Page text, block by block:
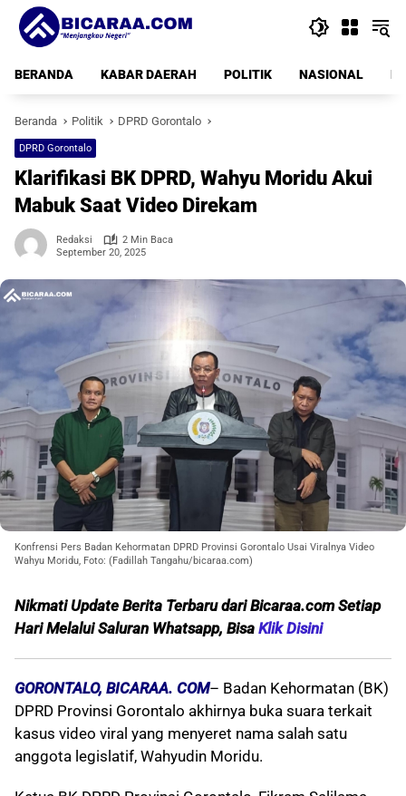
Langsung
konten
BERANDA
KABAR DAERAH POLITIK NASIONAL
Beranda Politik DPRD Gorontalo
DPRD Gorontalo
Klarifikasi BK DPRD, Wahyu Moridu Akui
Mabuk Saat Video Direkam
Redaksi
2 Min Baca
September 20, 2025
Konfrensi Pers Badan Kehormatan DPRD Provinsi Gorontalo Usai Viralnya Video
Wahyu Moridu, Foto: (Fadillah Tangahu/bicaraa.com)
Nikmati Update Berita Terbaru dari Bicaraa.com Setiap
Hari Melalui Saluran Whatsapp, Bisa Klik Disini
GORONTALO, BICARAA. COM– Badan Kehormatan (BK)
DPRD Provinsi Gorontalo akhirnya buka suara terkait
kasus video viral yang menyeret nama salah satu
anggota legislatif, Wahyudin Moridu.